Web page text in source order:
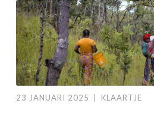
23 JANUARI 2025 KLAARTJE